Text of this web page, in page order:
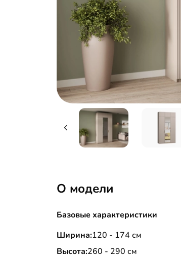
О модели
Базовые характеристики
Ширина:120 - 174 см
Высота:260 - 290 см